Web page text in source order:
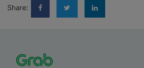
Share: